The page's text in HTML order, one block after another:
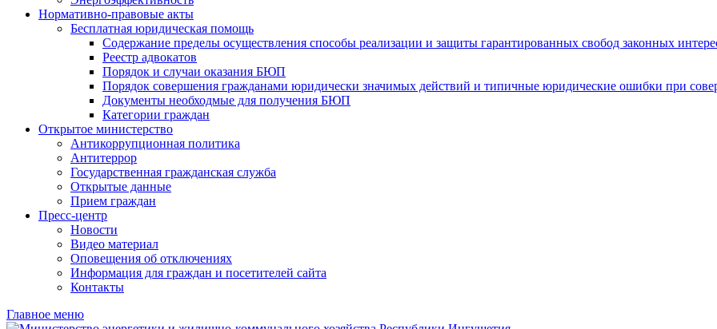
Нормативно-правовые акты
Бесплатная юридическая помощь
Содержание пределы осуществления способы реализации и защиты гарантированных свобод законных
Реестр адвокатов
Порядок и случаи оказания БЮП
Порядок совершения гражданами юридически значимых действий и типичные юридические ошибки при
Документы необходмые для получения БЮП
Категории граждан
Открытое министерство
Антикоррупционная политика
Антитеррор
Государственная гражданская служба
Открытые данные
Прием граждан
Пресс-центр
Новости
Видео материал
Оповещения об отключениях
Информация для граждан и посетителей сайта
Контакты
Главное меню